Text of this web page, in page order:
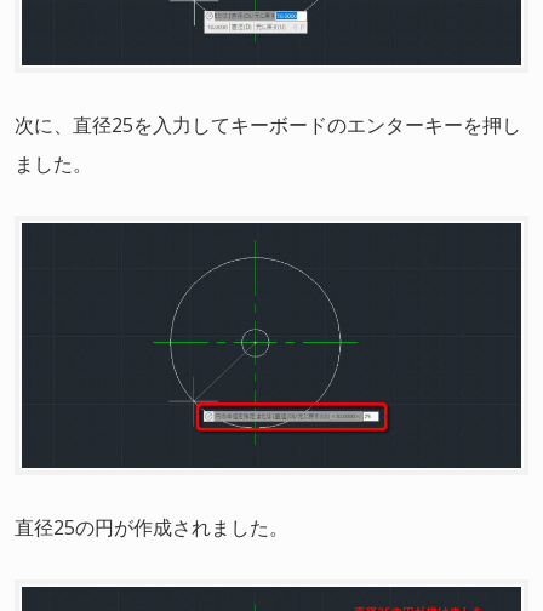
次に、直径25を入力してキーボードのエンターキーを押し
ました。
直径25の円が作成されました。